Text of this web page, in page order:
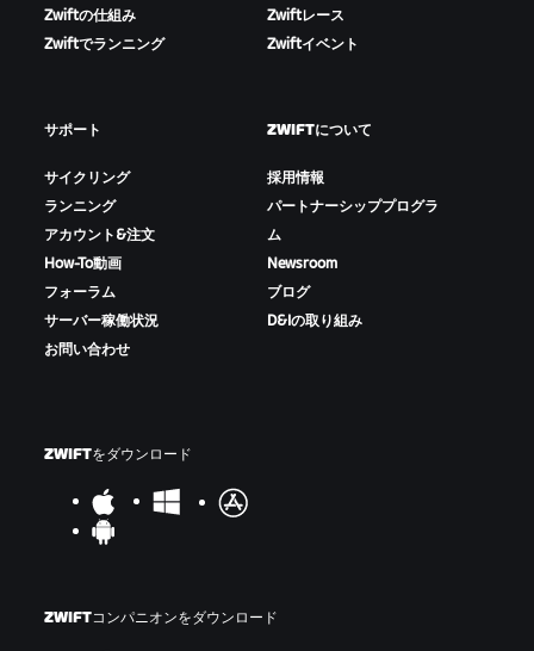
Zwiftの仕組み
Zwiftでランニング
Zwiftレース
Zwiftイベント
サポート
サイクリング
ランニング
アカウント&注文
How-To動画
フォーラム
サーバー稼働状況
お問い合わせ
ZWIFTについて
採用情報
パートナーシッププログラ
ム
Newsroom
ブログ
D&Iの取り組み
ZWIFTをダウンロード
ZWIFTコンパニオンをダウンロード